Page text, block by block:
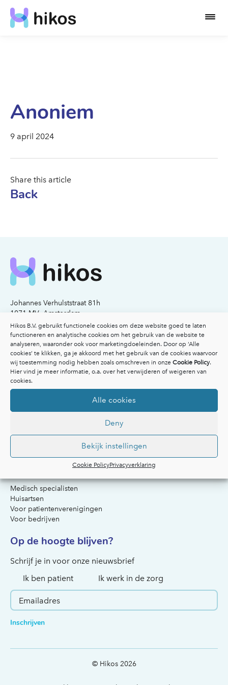
Hikos B.V. gebruikt functionele cookies om deze website goed te laten
functioneren en analytische cookies om het gebruik van de website te
analyseren, waaronder ook voor marketingdoeleinden. Door op ‘Alle
cookies’ te klikken, ga je akkoord met het gebruik van de cookies waarvoor
wij toestemming nodig hebben zoals omschreven in onze Cookie Policy.
Hier vind je meer informatie, o.a. over het verwijderen of weigeren van
cookies.
Alle cookies
Deny
Bekijk instellingen
Cookie PolicyPrivacyverklaring
Hoe kunnen we je helpen?
Anoniem
9 april 2024
Share this article
Back
Johannes Verhulststraat 81h
1071 MV Amsterdam
KvK nummer: 77341503
Email:info@hikos.nl
Bel:020-2117206
Voor patiënten
Voor patiënten
Veelgestelde vragen
Afspraak maken
Ik heb een klacht
Medisch specialisten
Huisartsen
Voor patientenverenigingen
Voor bedrijven
Op de hoogte blijven?
Schrijf je in voor onze nieuwsbrief
Ik ben patient
Ik werk in de zorg
Inschrijven
© Hikos 2026